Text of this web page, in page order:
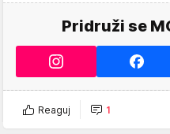
Pridruži se
Reaguj 1